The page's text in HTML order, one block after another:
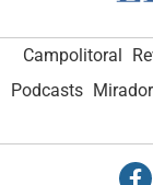
Campolitoral
Podcasts